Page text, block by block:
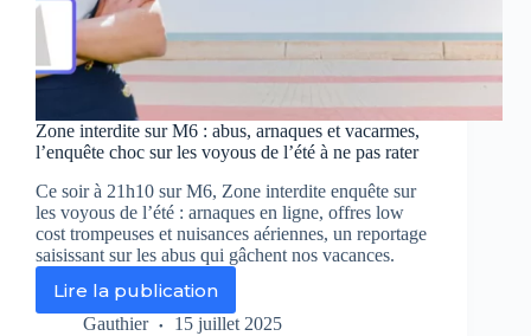
Zone interdite sur M6 : abus, arnaques et vacarmes,
l’enquête choc sur les voyous de l’été à ne pas rater
Ce soir à 21h10 sur M6, Zone interdite enquête sur
les voyous de l’été : arnaques en ligne, offres low
cost trompeuses et nuisances aériennes, un reportage
saisissant sur les abus qui gâchent nos vacances.
Lire la publication
Zone
interdite
Gauthier 15 juillet 2025